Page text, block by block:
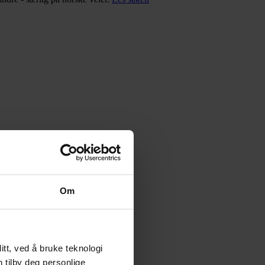
Om
ved å bruke teknologi
tilby deg personlige